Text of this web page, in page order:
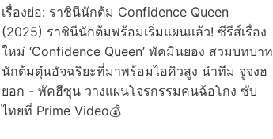
เรื่องย่อ: ราชินีนักต้ม Confidence Queen
(2025) ราชินีนักต้มพร้อมเริ่มแผนแล้ว! ซีรีส์เรื่อง
ใหม่ ‘Confidence Queen’ พัคมินยอง สวมบทบาท
นักต้มตุ๋นอัจฉริยะที่มาพร้อมไอคิวสูง นำทีม จูจงฮ
ยอก - พัคฮีซุน วางแผนโจรกรรมคนฉ้อโกง ซับ
ไทยที่ Prime Video💰